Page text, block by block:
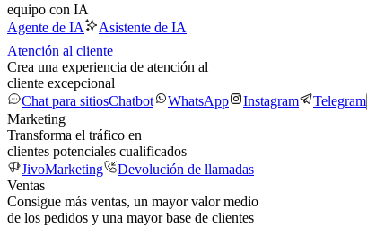
equipo con IA
Agente de IA
Asistente de IA
Atención al cliente
Crea una experiencia de atención al
cliente excepcional
Chat para sitiosChatbot WhatsApp Instagram Telegram
Marketing
Transforma el tráfico en
clientes potenciales cualificados
JivoMarketing
Devolución de llamadas
Ventas
Consigue más ventas, un mayor valor medio
de los pedidos y una mayor base de clientes